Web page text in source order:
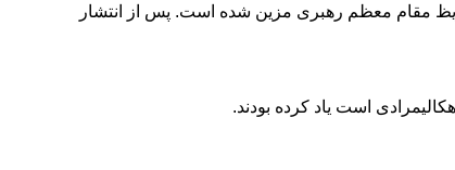
مقام معظم رهبری مزین شده است. پس از انتشار
است یاد کرده بودند.